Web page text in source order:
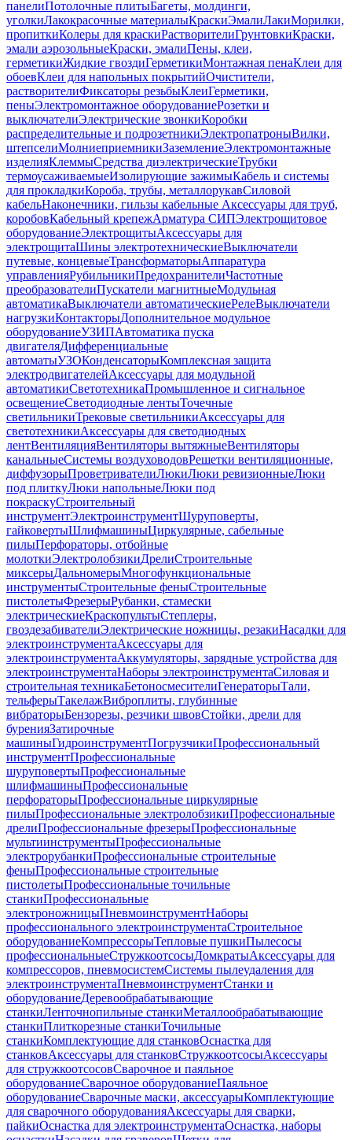
панелиПотолочные плитыБагеты, молдинги,
уголкиЛакокрасочные материалыКраскиЭмалиЛакиМорилки,
пропиткиКолеры для краскиРастворителиГрунтовкиКраски,
эмали аэрозольныеКраски, эмалиПены, клеи,
герметикиЖидкие гвоздиГерметикиМонтажная пенаКлеи для
обоевКлеи для напольных покрытийОчистители,
растворителиФиксаторы резьбыКлеиГерметики,
пеныЭлектромонтажное оборудованиеРозетки и
выключателиЭлектрические звонкиКоробки
распределительные и подрозетникиЭлектропатроныВилки,
штепселиМолниеприемникиЗаземлениеЭлектромонтажные
изделияКлеммыСредства диэлектрическиеТрубки
термоусаживаемыеИзолирующие зажимыКабель и системы
для прокладкиКороба, трубы, металлорукавСиловой
кабельНаконечники, гильзы кабельные Аксессуары для труб,
коробовКабельный крепежАрматура СИПЭлектрощитовое
оборудованиеЭлектрощитыАксессуары для
электрощитаШины электротехническиеВыключатели
путевые, концевыеТрансформаторыАппаратура
управленияРубильникиПредохранителиЧастотные
преобразователиПускатели магнитныеМодульная
автоматикаВыключатели автоматическиеРелеВыключатели
нагрузкиКонтакторыДополнительное модульное
оборудованиеУЗИПАвтоматика пуска
двигателяДифференциальные
автоматыУЗОКонденсаторыКомплексная защита
электродвигателейАксессуары для модульной
автоматикиСветотехникаПромышленное и сигнальное
освещениеСветодиодные лентыТочечные
светильникиТрековые светильникиАксессуары для
светотехникиАксессуары для светодиодных
лентВентиляцияВентиляторы вытяжныеВентиляторы
канальныеСистемы воздуховодовРешетки вентиляционные,
диффузорыПроветривателиЛюкиЛюки ревизионныеЛюки
под плиткуЛюки напольныеЛюки под
покраскуСтроительный
инструментЭлектроинструментШуруповерты,
гайковертыШлифмашиныЦиркулярные, сабельные
пилыПерфораторы, отбойные
молоткиЭлектролобзикиДрелиСтроительные
миксерыДальномерыМногофункциональные
инструментыСтроительные феныСтроительные
пистолетыФрезерыРубанки, стамески
электрическиеКраскопультыСтеплеры,
гвоздезабивателиЭлектрические ножницы, резакиНасадки для
электроинструментаАксессуары для
электроинструментаАккумуляторы, зарядные устройства для
электроинструментаНаборы электроинструментаСиловая и
строительная техникаБетоносмесителиГенераторыТали,
тельферыТакелажВиброплиты, глубинные
вибраторыБензорезы, резчики швовСтойки, дрели для
буренияЗатирочные
машиныГидроинструментПогрузчикиПрофессиональный
инструментПрофессиональные
шуруповертыПрофессиональные
шлифмашиныПрофессиональные
перфораторыПрофессиональные циркулярные
пилыПрофессиональные электролобзикиПрофессиональные
дрелиПрофессиональные фрезерыПрофессиональные
мультиинструментыПрофессиональные
электрорубанкиПрофессиональные строительные
феныПрофессиональные строительные
пистолетыПрофессиональные точильные
станкиПрофессиональные
электроножницыПневмоинструментНаборы
профессионального электроинструментаСтроительное
оборудованиеКомпрессорыТепловые пушкиПылесосы
профессиональныеСтружкоотсосыДомкратыАксессуары для
компрессоров, пневмосистемСистемы пылеудаления для
электроинструментаПневмоинструментСтанки и
оборудованиеДеревообрабатывающие
станкиЛенточнопильные станкиМеталлообрабатывающие
станкиПлиткорезные станкиТочильные
станкиКомплектующие для станковОснастка для
станковАксессуары для станковСтружкоотсосыАксессуары
для стружкоотсосовСварочное и паяльное
оборудованиеСварочное оборудованиеПаяльное
оборудованиеСварочные маски, аксессуарыКомплектующие
для сварочного оборудованияАксессуары для сварки,
пайкиОснастка для электроинструментаОснастка, наборы